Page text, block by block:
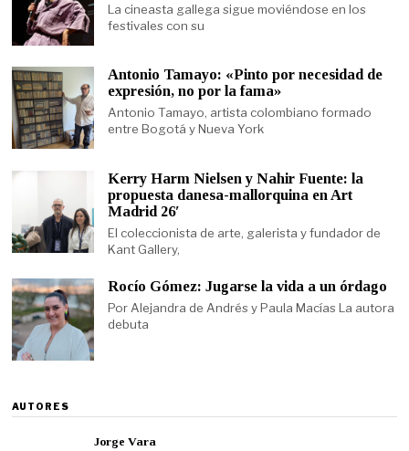
La cineasta gallega sigue moviéndose en los
festivales con su
Antonio Tamayo: «Pinto por necesidad de
expresión, no por la fama»
Antonio Tamayo, artista colombiano formado
entre Bogotá y Nueva York
Kerry Harm Nielsen y Nahir Fuente: la
propuesta danesa-mallorquina en Art
Madrid 26′
El coleccionista de arte, galerista y fundador de
Kant Gallery,
Rocío Gómez: Jugarse la vida a un órdago
Por Alejandra de Andrés y Paula Macías La autora
debuta
AUTORES
Jorge Vara